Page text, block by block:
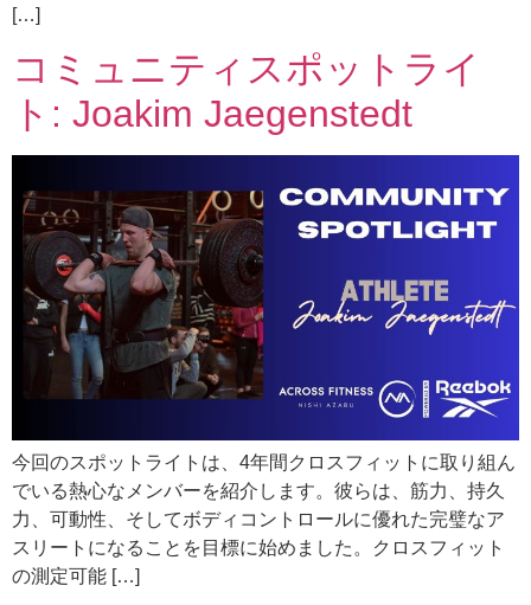
[…]
コミュニティスポットライ
ト: Joakim Jaegenstedt
今回のスポットライトは、4年間クロスフィットに取り組ん
でいる熱心なメンバーを紹介します。彼らは、筋力、持久
力、可動性、そしてボディコントロールに優れた完璧なア
スリートになることを目標に始めました。クロスフィット
の測定可能 […]